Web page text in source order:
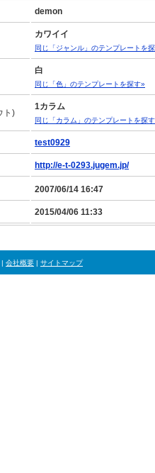
demon
カワイイ
同じ「ジャンル」のテンプレートを
白
同じ「色」のテンプレートを探す»
ト)
1カラム
同じ「カラム」のテンプレートを探
test0929
http://e-t-0293.jugem.jp/
2007/06/14 16:47
2015/04/06 11:33
| 会社概要 | サイトマップ